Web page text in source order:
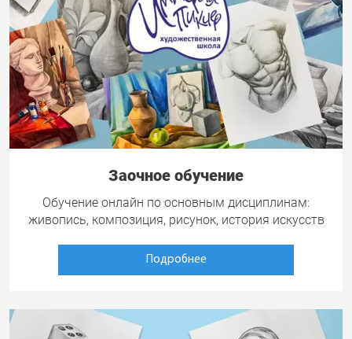
Заочное обучение
Обучение онлайн по основным дисциплинам:
живопись, композиция, рисунок, история искусств
Подробнее